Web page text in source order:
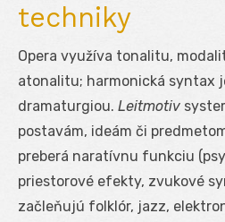
techniky
Opera využíva tonalitu,
atonalitu; harmonická syntax
dramaturgiou. Leitmotiv
postavám, ideám či
preberá naratívnu funkciu
priestorové efekty, zvukové
začleňujú folklór, jazz,